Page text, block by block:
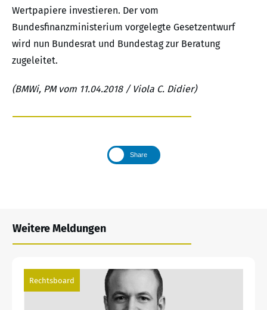
Wertpapiere investieren. Der vom
Bundesfinanzministerium vorgelegte Gesetzentwurf
wird nun Bundesrat und Bundestag zur Beratung
zugeleitet.
(BMWi, PM vom 11.04.2018 / Viola C. Didier)
Share
Weitere Meldungen
Rechtsboard